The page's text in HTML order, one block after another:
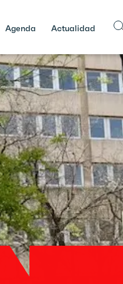
Agenda Actualidad